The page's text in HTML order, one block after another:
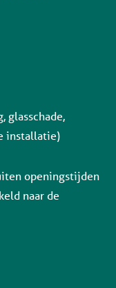
glasschade,
installatie)
openingstijden
naar de